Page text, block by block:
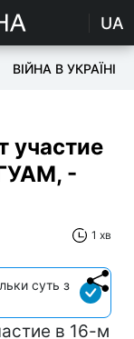
UA
ВІЙНА В УКРАЇНІ
участие
-
1 хв
суть з
в 16-м